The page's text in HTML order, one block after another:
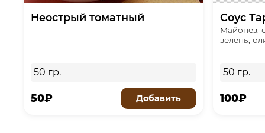
Неострый томатный
50 гр.
50₽ Добавить
Соус
Майонез,
зелень,
50 гр.
100₽